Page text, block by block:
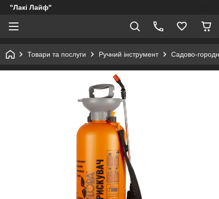
"Лакі Лайф"
Товари та послуги Ручний інструмент Садово-